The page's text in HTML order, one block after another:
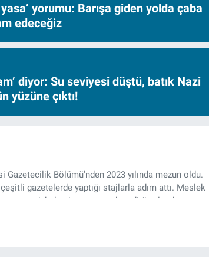
yasa’ yorumu: Barışa giden yolda çaba
edeceğiz
diyor: Su seviyesi düştü, batık Nazi
yüzüne çıktı!
Bölümü’nden 2023 yılında mezun oldu.
gazetelerde yaptığı stajlarla adım attı. Meslek
gazeteci, halen izgazete.net’te editör olarak